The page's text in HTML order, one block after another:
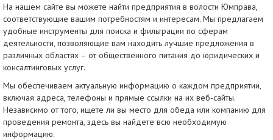
На нашем сайте вы можете найти предприятия в волости Юмправа,
соответствующие вашим потребностям и интересам. Мы предлагаем
удобные инструменты для поиска и фильтрации по сферам
деятельности, позволяющие вам находить лучшие предложения в
различных областях – от общественного питания до юридических и
консалтинговых услуг.
Мы обеспечиваем актуальную информацию о каждом предприятии,
включая адреса, телефоны и прямые ссылки на их веб-сайты.
Независимо от того, ищете ли вы место для обеда или компанию для
проведения ремонта, здесь вы найдете всю необходимую
информацию.